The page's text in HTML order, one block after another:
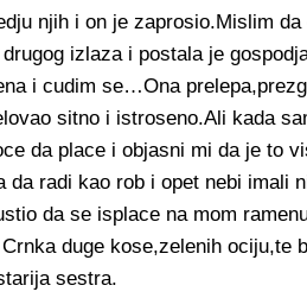
njih i on je zaprosio.Mislim da
izlaza i postala je
i cudim se…Ona
sitno i istroseno.Ali kada
da place i objasni mi da je to
da radi kao rob i opet nebi imali
da se isplace na mom
duge kose,zelenih ociju,te
sestra.